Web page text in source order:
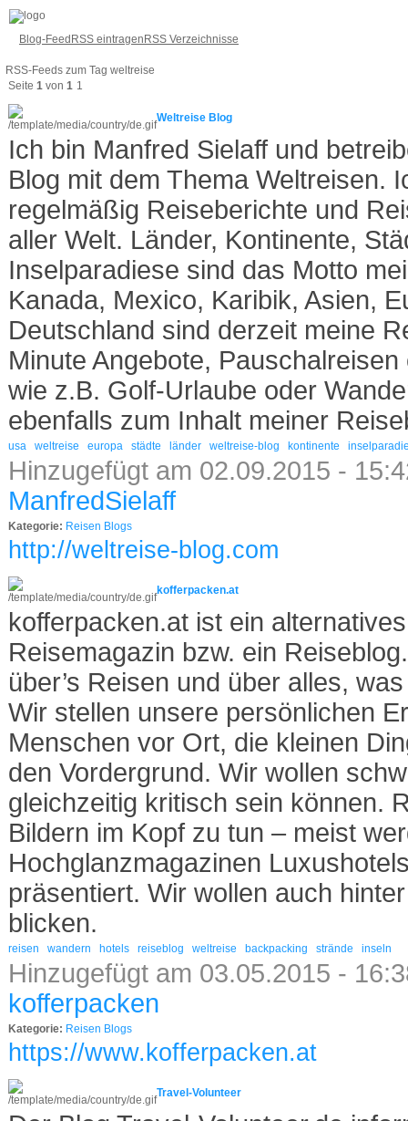
Blog-Feed RSS eintragen RSS Verzeichnisse
RSS-Feeds zum Tag weltreise
Seite 1 von 1 1
Weltreise Blog
Ich bin Manfred Sielaff und
Blog mit dem Thema Weltreisen.
regelmäßig Reiseberichte und
aller Welt. Länder, Kontinente,
Inselparadiese sind das Motto
Kanada, Mexico, Karibik, Asien,
Deutschland sind derzeit meine
Minute Angebote,
wie z.B. Golf-Urlaube oder
ebenfalls zum Inhalt meiner
usa weltreise europa städte länder weltreise-blog kontinente
Hinzugefügt am 02.09.2015 -
ManfredSielaff
Kategorie: Reisen Blogs
http://weltreise-blog.com
kofferpacken.at
kofferpacken.at ist ein
Reisemagazin bzw. ein
über’s Reisen und über alles,
Wir stellen unsere persönlichen
Menschen vor Ort, die kleinen
den Vordergrund. Wir wollen
gleichzeitig kritisch sein können.
Bildern im Kopf zu tun – meist
Hochglanzmagazinen
präsentiert. Wir wollen auch
blicken.
reisen wandern hotels reiseblog weltreise backpacking strände inseln
Hinzugefügt am 03.05.2015 -
kofferpacken
Kategorie: Reisen Blogs
https://www.kofferpacken.at
Travel-Volunteer